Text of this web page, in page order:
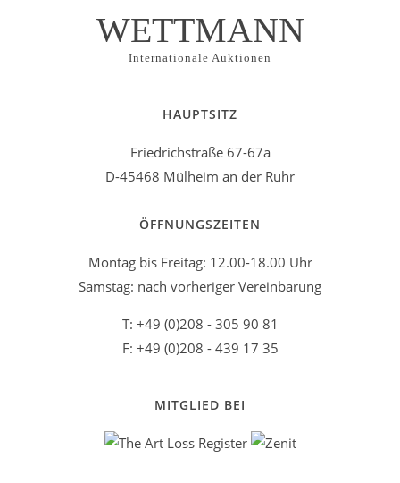
WETTMANN
Internationale Auktionen
HAUPTSITZ
Friedrichstraße 67-67a
D-45468 Mülheim an der Ruhr
ÖFFNUNGSZEITEN
Montag bis Freitag: 12.00-18.00 Uhr
Samstag: nach vorheriger Vereinbarung
T: +49 (0)208 - 305 90 81
F: +49 (0)208 - 439 17 35
MITGLIED BEI